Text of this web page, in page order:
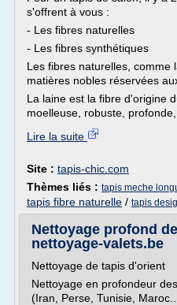
s'offrent à vous :
- Les fibres naturelles
- Les fibres synthétiques
Les fibres naturelles, comme
matières nobles réservées
La laine est la fibre d'origine
moelleuse, robuste,
Lire la suite
Site : tapis-chic.com
Thèmes liés : tapis meche
tapis fibre naturelle / tapis
Nettoyage profond
nettoyage-valets.be
Nettoyage de tapis d'orient
Nettoyage en profondeur
(Iran, Perse, Tunisie,